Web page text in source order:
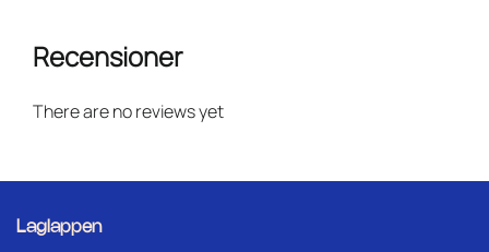
Recensioner
There are no reviews yet
Laglappen